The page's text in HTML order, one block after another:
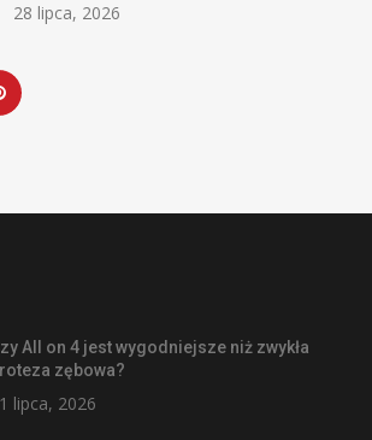
28 lipca, 2026
All on 4 jest wygodniejsze niż zwykła
zębowa?
lipca, 2026